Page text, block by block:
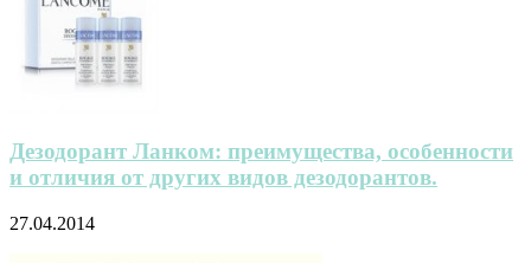
Дезодорант Ланком: преимущества, особенности
и отличия от других видов дезодорантов.
27.04.2014